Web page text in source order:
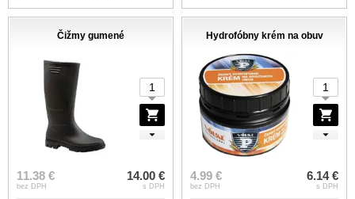
Čižmy gumené
11.38 €
bez DPH
14.00 €
s DPH
Hydrofóbny krém na obuv
4.99 €
bez DPH
6.14 €
s DPH